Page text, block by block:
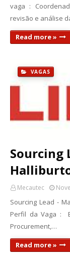
vaga :
revisão e análise
Read more »
VAGAS
Sourcing
Mecautec
Sourcing Lead -
Perfil da Vaga :
Procurement,…
Read more »